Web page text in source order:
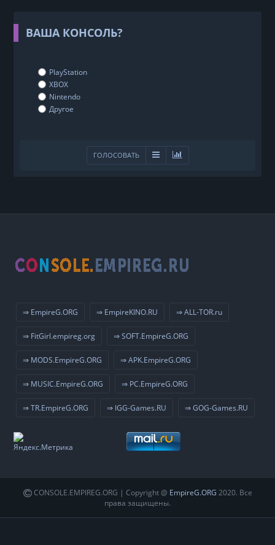
ВАША КОНСОЛЬ?
PlayStation
XBOX
Nintendo
Другое
ГОЛОСОВАТЬ
⇒ EmpireG.ORG ⇒ EmpireKINO.RU ⇒ ALL-TOR.ru
⇒ FitGirl.empireg.org ⇒ SOFT.EmpireG.ORG
⇒ MODS.EmpireG.ORG ⇒ APK.EmpireG.ORG
⇒ MUSIC.EmpireG.ORG ⇒ PC.EmpireG.ORG
⇒ TR.EmpireG.ORG ⇒ IGG-Games.RU ⇒ GOG-Games.RU
CONSOLE.EMPIREG.ORG | Copyright @ EmpireG.ORG 2020. Все
права защищены.